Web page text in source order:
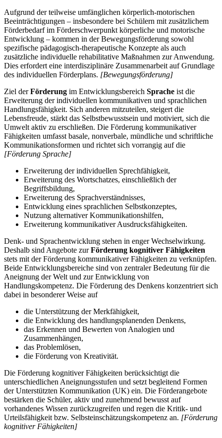
Aufgrund der teilweise umfänglichen körperlich-motorischen
Beeinträchtigungen – insbesondere bei Schülern mit zusätzlichem
Förderbedarf im Förderschwerpunkt körperliche und motorische
Entwicklung – kommen in der Bewegungsförderung sowohl
spezifische pädagogisch-therapeutische Konzepte als auch
zusätzliche individuelle rehabilitative Maßnahmen zur Anwendung.
Dies erfordert eine interdisziplinäre Zusammenarbeit auf Grundlage
des individuellen Förderplans. [Bewegungsförderung]
Ziel derFörderung im Entwicklungsbereich Sprache ist die
Erweiterung der individuellen kommunikativen und sprachlichen
Handlungsfähigkeit. Sich anderen mitzuteilen, steigert die
Lebensfreude, stärkt das Selbstbewusstsein und motiviert, sich die
Umwelt aktiv zu erschließen. Die Förderung kommunikativer
Fähigkeiten umfasst basale, nonverbale, mündliche und schriftliche
Kommunikationsformen und richtet sich vorrangig auf die
[Förderung Sprache]
Erweiterung der individuellen Sprechfähigkeit,
Erweiterung des Wortschatzes, einschließlich der
Begriffsbildung,
Erweiterung des Sprachverständnisses,
Entwicklung eines sprachlichen Selbstkonzeptes,
Nutzung alternativer Kommunikationshilfen,
Erweiterung kommunikativer Ausdrucksfähigkeiten.
Denk- und Sprachentwicklung stehen in enger Wechselwirkung.
Deshalb sind Angebote zurFörderung kognitiver Fähigkeiten
stets mit der Förderung kommunikativer Fähigkeiten zu verknüpfen.
Beide Entwicklungsbereiche sind von zentraler Bedeutung für die
Aneignung der Welt und zur Entwicklung von
Handlungskompetenz. Die Förderung des Denkens konzentriert sich
dabei in besonderer Weise auf
die Unterstützung der Merkfähigkeit,
die Entwicklung des handlungsplanenden Denkens,
das Erkennen und Bewerten von Analogien und
Zusammenhängen,
das Problemlösen,
die Förderung von Kreativität.
Die Förderung kognitiver Fähigkeiten berücksichtigt die
unterschiedlichen Aneignungsstufen und setzt begleitend Formen
der Unterstützten Kommunikation (UK) ein. Die Förderangebote
bestärken die Schüler, aktiv und zunehmend bewusst auf
vorhandenes Wissen zurückzugreifen und regen die Kritik- und
Urteilsfähigkeit bzw. Selbsteinschätzungskompetenz an. [Förderung
kognitiver Fähigkeiten]